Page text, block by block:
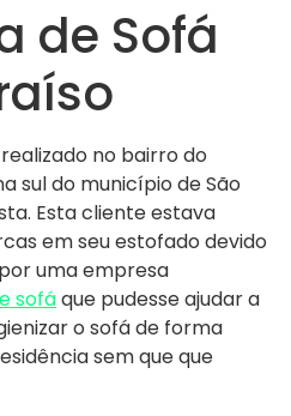
de Sofá
no bairro do
sul do município de São
Esta cliente estava
em seu estofado devido
uma empresa
sofáque pudesse ajudar a
o sofá de forma
sem que que